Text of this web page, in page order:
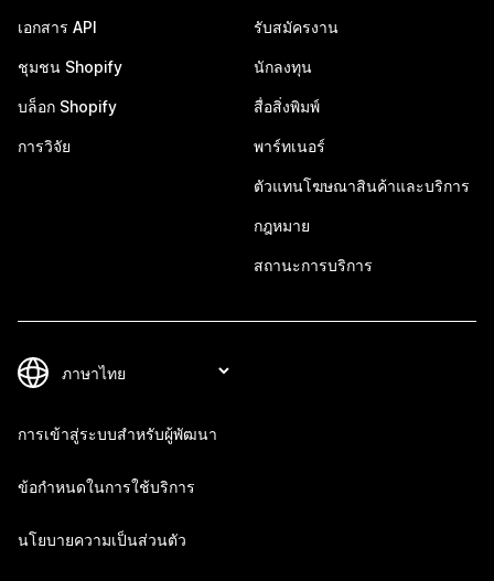
เอกสาร API
ชุมชน Shopify
บล็อก Shopify
การวิจัย
รับสมัครงาน
นักลงทุน
สื่อสิ่งพิมพ์
พาร์ทเนอร์
ตัวแทนโฆษณาสินค้าและบริการ
กฎหมาย
สถานะการบริการ
การเข้าสู่ระบบสำหรับผู้พัฒนา
ข้อกำหนดในการใช้บริการ
นโยบายความเป็นส่วนตัว